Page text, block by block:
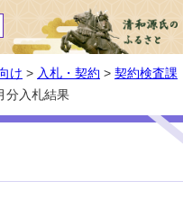
け > 入札・契約 > 契約検査課
分入札結果